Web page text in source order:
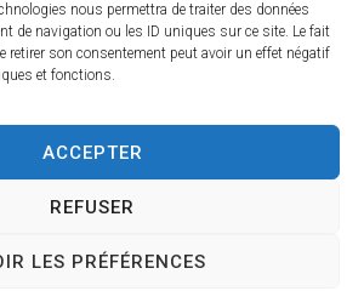
nous permettra de traiter des données
de navigation ou les ID uniques sur ce site. Le fait
retirer son consentement peut avoir un effet négatif
et fonctions.
ACCEPTER
REFUSER
LES PRÉFÉRENCES
Données
Plan © 2024